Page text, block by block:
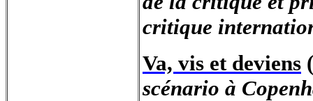
critique
Va, vis et deviens
scénario à